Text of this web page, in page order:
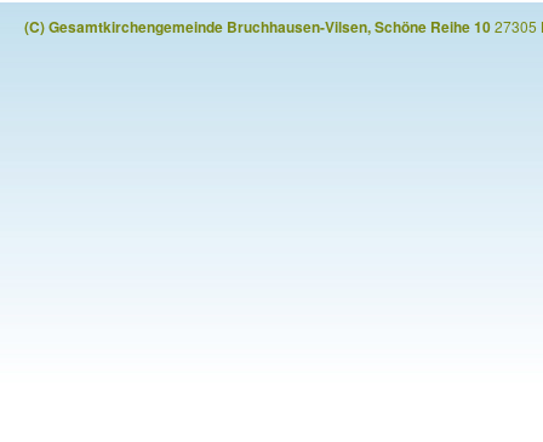
(C) Gesamtkirchengemeinde Bruchhausen-Vilsen, Schöne Reihe 1027305